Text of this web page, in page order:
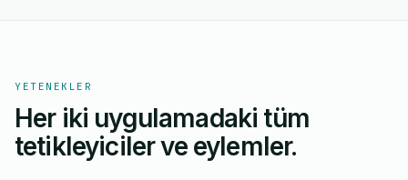
YETENEKLER
Her iki uygulamadaki tüm
tetikleyiciler ve eylemler.